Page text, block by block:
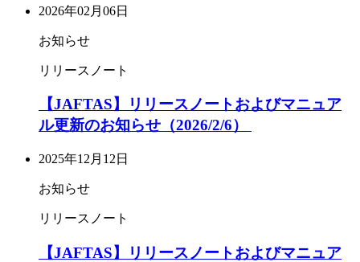
2026年02月06日
お知らせ
リリースノート
【JAFTAS】リリースノートおよびマニュア
ル更新のお知らせ（2026/2/6）
2025年12月12日
お知らせ
リリースノート
【JAFTAS】リリースノートおよびマニュア